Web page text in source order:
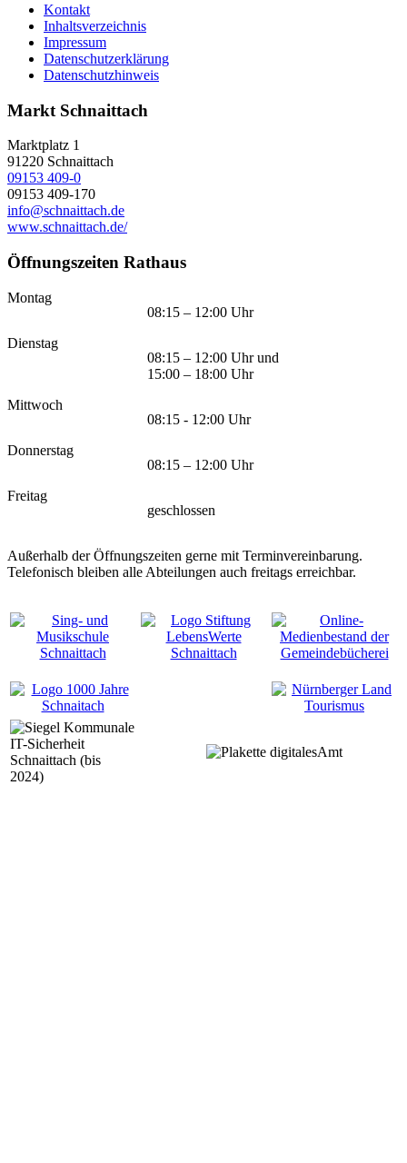
Kontakt
Inhaltsverzeichnis
Impressum
Datenschutzerklärung
Datenschutzhinweis
Markt Schnaittach
Marktplatz 1
91220 Schnaittach
09153 409-0
09153 409-170
info@schnaittach.de
www.schnaittach.de/
Öffnungszeiten Rathaus
Montag
08:15 – 12:00 Uhr
Dienstag
08:15 – 12:00 Uhr und
15:00 – 18:00 Uhr
Mittwoch
08:15 - 12:00 Uhr
Donnerstag
08:15 – 12:00 Uhr
Freitag
geschlossen
Außerhalb der Öffnungszeiten gerne mit Terminvereinbarung.
Telefonisch bleiben alle Abteilungen auch freitags erreichbar.